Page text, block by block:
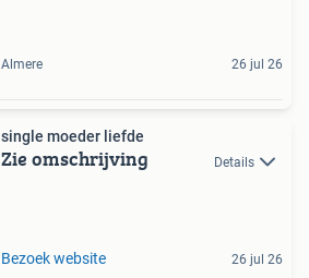
Almere 26 jul 26
single moeder liefde
Zie omschrijving Details
Bezoek website 26 jul 26